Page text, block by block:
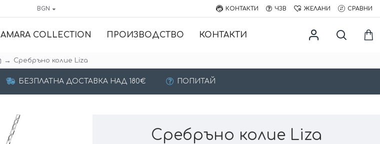
BGN КОНТАКТИ ЧЗВ ЖЕЛАНИ СРАВНИ
AMARA COLLECTION ПРОИЗВОДСТВО КОНТАКТИ
Сребръно колие Liza
БЕЗПЛАТНА ДОСТАВКА НАД 180€ ПОПИТАЙ
Сребръно колие Liza